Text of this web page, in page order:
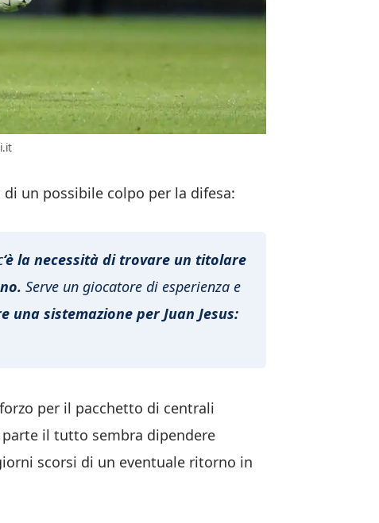
un possibile colpo per la difesa:
‘è la necessità di trovare un titolare
Serve un giocatore di esperienza e
una sistemazione per Juan Jesus:
per il pacchetto di centrali
il tutto sembra dipendere
scorsi di un eventuale ritorno in